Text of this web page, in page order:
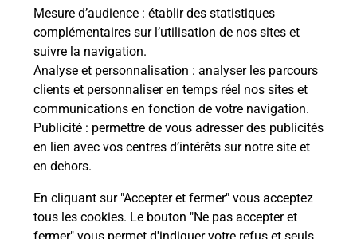
Mesure d’audience : établir des statistiques
complémentaires sur l’utilisation de nos sites et
suivre la navigation.
Analyse et personnalisation : analyser les parcours
clients et personnaliser en temps réel nos sites et
communications en fonction de votre navigation.
Publicité : permettre de vous adresser des publicités
en lien avec vos centres d’intérêts sur notre site et
en dehors.
En cliquant sur "Accepter et fermer" vous acceptez
tous les cookies. Le bouton "Ne pas accepter et
Comment La Poste participe-t-elle
à votre sécurité au quotidien ?
Puis-je passer mon code de la route
avec La Poste et sous quelles
conditions ?